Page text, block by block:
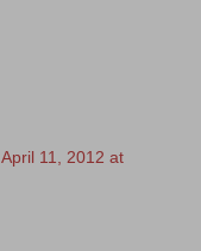
April 11, 2012 at